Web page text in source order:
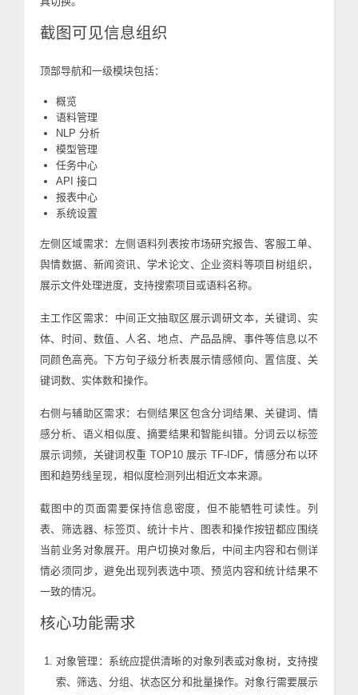
截图可见信息组织
顶部导航和一级模块包括：
概览
语料管理
NLP 分析
模型管理
任务中心
API 接口
报表中心
系统设置
左侧区域需求：左侧语料列表按市场研究报告、客服工单、
舆情数据、新闻资讯、学术论文、企业资料等项目树组织，
展示文件处理进度，支持搜索项目或语料名称。
主工作区需求：中间正文抽取区展示调研文本，关键词、实
体、时间、数值、人名、地点、产品品牌、事件等信息以不
同颜色高亮。下方句子级分析表展示情感倾向、置信度、关
键词数、实体数和操作。
右侧与辅助区需求：右侧结果区包含分词结果、关键词、情
感分析、语义相似度、摘要结果和智能纠错。分词云以标签
展示词频，关键词权重 TOP10 展示 TF-IDF，情感分布以环
图和趋势线呈现，相似度检测列出相近文本来源。
截图中的页面需要保持信息密度，但不能牺牲可读性。列
表、筛选器、标签页、统计卡片、图表和操作按钮都应围绕
当前业务对象展开。用户切换对象后，中间主内容和右侧详
情必须同步，避免出现列表选中项、预览内容和统计结果不
一致的情况。
核心功能需求
对象管理：系统应提供清晰的对象列表或对象树，支持搜
索、筛选、分组、状态区分和批量操作。对象行需要展示